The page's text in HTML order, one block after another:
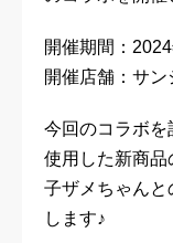
開催期間：
開催店舗：サ
今回のコラボを
使用した新商品
子ザメちゃんと
します♪